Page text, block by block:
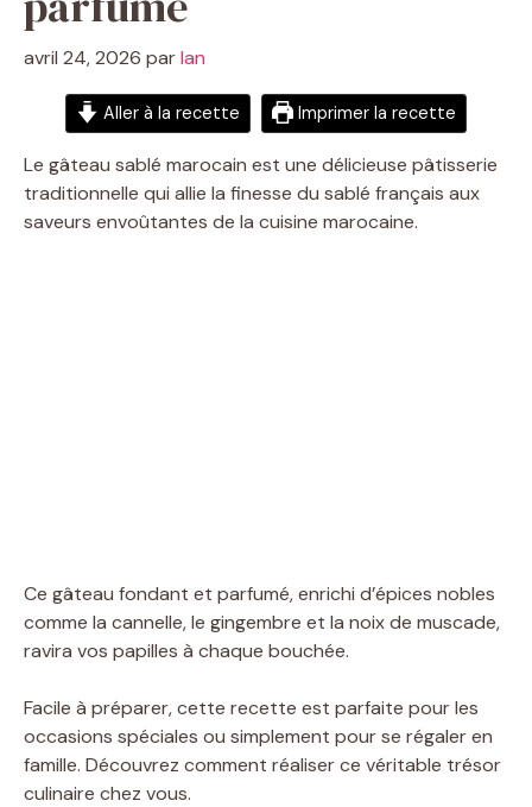
avril 24, 2026 parIan
Aller à la recette Imprimer la recette
Le gâteau sablé marocain est une délicieuse pâtisserie
traditionnelle qui allie la finesse du sablé français aux
saveurs envoûtantes de la cuisine marocaine.
Ce gâteau fondant et parfumé, enrichi d’épices nobles
comme la cannelle, le gingembre et la noix de muscade,
ravira vos papilles à chaque bouchée.
Facile à préparer, cette recette est parfaite pour les
occasions spéciales ou simplement pour se régaler en
famille. Découvrez comment réaliser ce véritable trésor
culinaire chez vous.